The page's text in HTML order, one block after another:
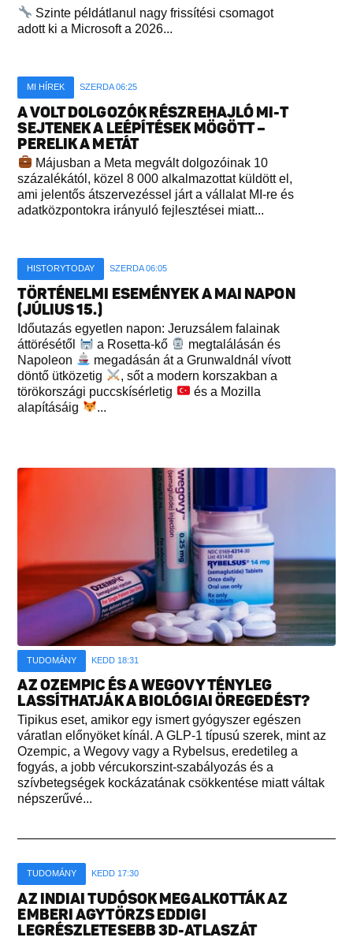
Szinte példátlanul nagy frissítési csomagot
adott ki a Microsoft a 2026...
MI HÍREK SZERDA 06:25
A VOLT DOLGOZÓK RÉSZREHAJLÓ MI-T
SEJTENEK A LEÉPÍTÉSEK MÖGÖTT –
PERELIK A METÁT
Májusban a Meta megvált dolgozóinak 10
százalékától, közel 8 000 alkalmazottat küldött el,
ami jelentős átszervezéssel járt a vállalat MI-re és
adatközpontokra irányuló fejlesztései miatt...
HISTORYTODAY SZERDA 06:05
TÖRTÉNELMI ESEMÉNYEK A MAI NAPON
(JÚLIUS 15.)
Időutazás egyetlen napon: Jeruzsálem falainak
áttörésétől
a Rosetta-kő
megtalálásán és
Napoleon
megadásán át a Grunwaldnál vívott
döntő ütközetig
, sőt a modern korszakban a
törökországi puccskísérletig
és a Mozilla
alapításáig
...
TUDOMÁNY KEDD 18:31
AZ OZEMPIC ÉS A WEGOVY TÉNYLEG
LASSÍTHATJÁK A BIOLÓGIAI ÖREGEDÉST?
Tipikus eset, amikor egy ismert gyógyszer egészen
váratlan előnyöket kínál. A GLP-1 típusú szerek, mint az
Ozempic, a Wegovy vagy a Rybelsus, eredetileg a
fogyás, a jobb vércukorszint-szabályozás és a
szívbetegségek kockázatának csökkentése miatt váltak
népszerűvé...
TUDOMÁNY KEDD 17:30
AZ INDIAI TUDÓSOK MEGALKOTTÁK AZ
EMBERI AGYTÖRZS EDDIGI
LEGRÉSZLETESEBB 3D-ATLASZÁT